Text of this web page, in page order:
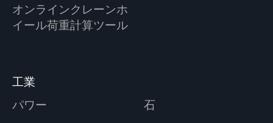
オンラインクレーンホ
イール荷重計算ツール
工業
パワー
石